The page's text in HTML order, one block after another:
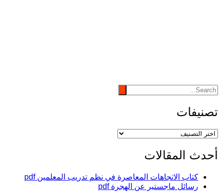
تصنيفات
تصنيفات
أحدث المقالات
كتاب الاتجاهات المعاصرة في نظم تدريب المعلمين pdf
رسائل ماجستير عن الهجرة pdf